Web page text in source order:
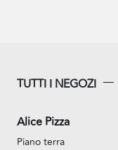
TUTTI I NEGOZI
Alice Pizza
Piano terra